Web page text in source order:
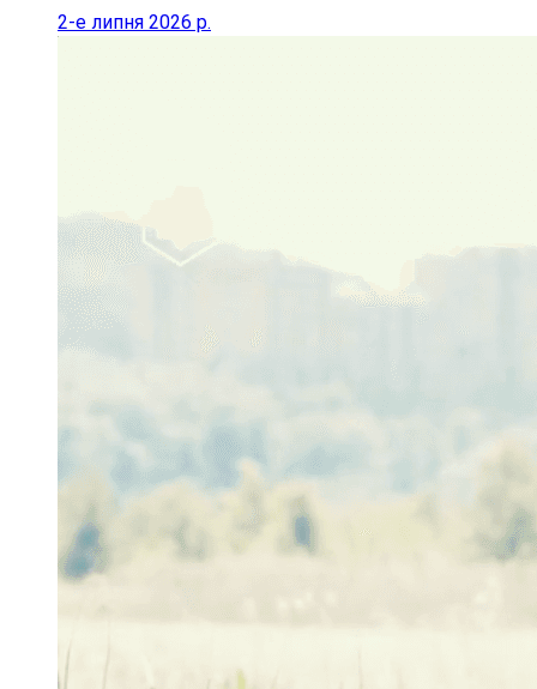
2-е липня 2026 р.